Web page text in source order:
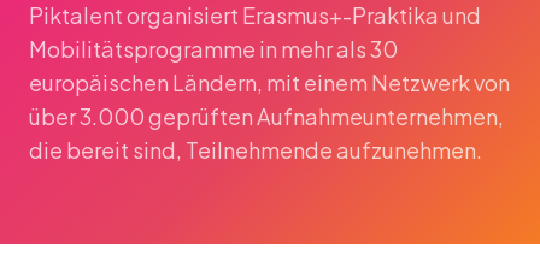
Piktalent organisiert Erasmus+-Praktika und
Mobilitätsprogramme in mehr als 30
europäischen Ländern, mit einem Netzwerk von
über 3.000 geprüften Aufnahmeunternehmen,
die bereit sind, Teilnehmende aufzunehmen.